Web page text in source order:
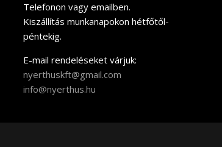
Telefonon vagy emailben.
Kiszállítás munkanapokon hétfőtől-
péntekig.
E-mail rendeléseket várjuk:
nyerthuskft@gmail.com
info@nyerthus.hu